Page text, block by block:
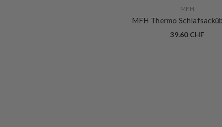
MFH
MFH Thermo
39.60 CHF